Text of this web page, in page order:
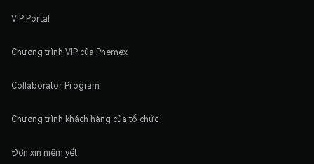
VIP Portal
Chương trình VIP của Phemex
Collaborator Program
Chương trình khách hàng của tổ chức
Đơn xin niêm yết